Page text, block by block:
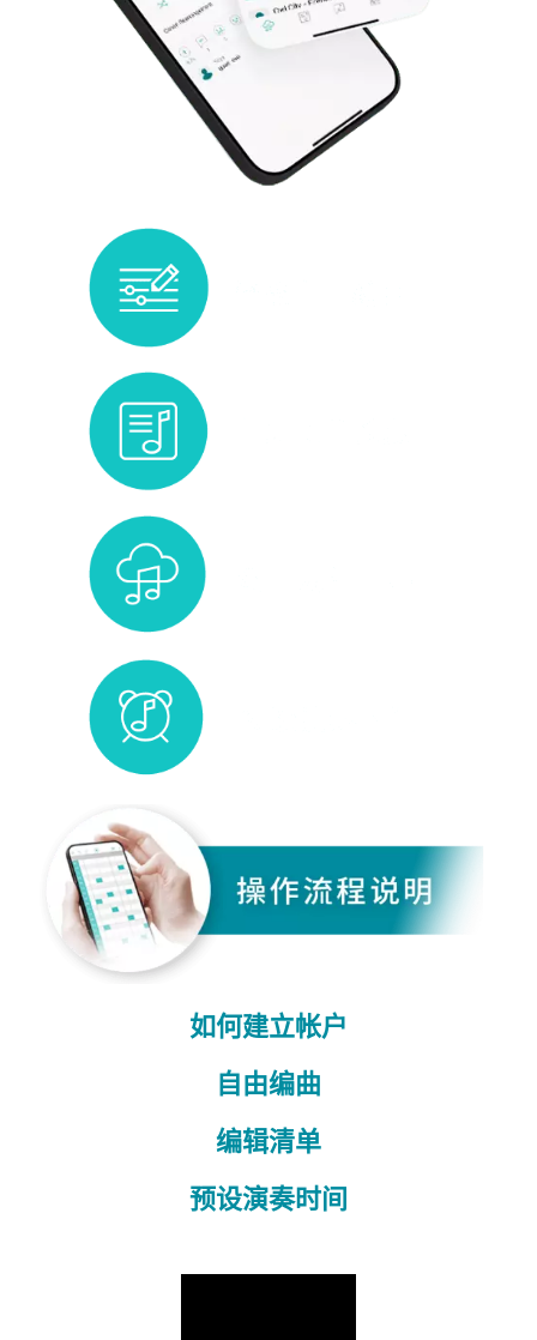
如何建立帐户
自由编曲
编辑清单
预设演奏时间